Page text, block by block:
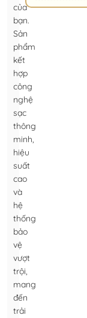
của
bạn.
Sản
phẩm
kết
hợp
công
nghệ
sạc
thông
minh,
hiệu
suất
cao
và
hệ
thống
bảo
vệ
vượt
trội,
mang
đến
trải